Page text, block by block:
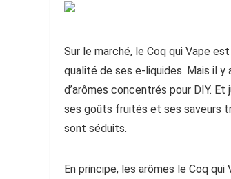
Sur le marché, le Coq qui Vape
qualité de ses e-liquides. Mais il
d’arômes concentrés pour DIY.
ses goûts fruités et ses saveurs
sont séduits.
En principe, les arômes le Coq